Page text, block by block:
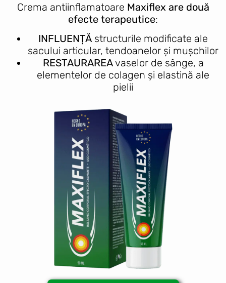
Crema antiinflamatoare Maxiflex are două
efecte terapeutice:
INFLUENȚĂ structurile modificate ale
sacului articular, tendoanelor și mușchilor
RESTAURAREAvaselor de sânge, a
elementelor de colagen și elastină ale
pielii